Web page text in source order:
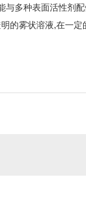
多种表面活性剂
的雾状溶液,在一